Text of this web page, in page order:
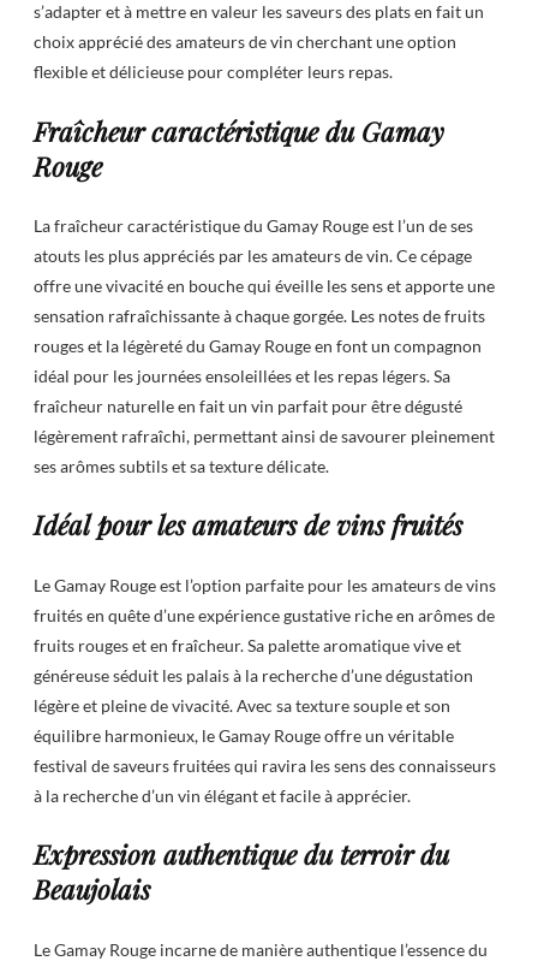
s’adapter et à mettre en valeur les saveurs des plats en fait un
choix apprécié des amateurs de vin cherchant une option
flexible et délicieuse pour compléter leurs repas.
Fraîcheur caractéristique du Gamay
Rouge
La fraîcheur caractéristique du Gamay Rouge est l’un de ses
atouts les plus appréciés par les amateurs de vin. Ce cépage
offre une vivacité en bouche qui éveille les sens et apporte une
sensation rafraîchissante à chaque gorgée. Les notes de fruits
rouges et la légèreté du Gamay Rouge en font un compagnon
idéal pour les journées ensoleillées et les repas légers. Sa
fraîcheur naturelle en fait un vin parfait pour être dégusté
légèrement rafraîchi, permettant ainsi de savourer pleinement
ses arômes subtils et sa texture délicate.
Idéal pour les amateurs de vins fruités
Le Gamay Rouge est l’option parfaite pour les amateurs de vins
fruités en quête d’une expérience gustative riche en arômes de
fruits rouges et en fraîcheur. Sa palette aromatique vive et
généreuse séduit les palais à la recherche d’une dégustation
légère et pleine de vivacité. Avec sa texture souple et son
équilibre harmonieux, le Gamay Rouge offre un véritable
festival de saveurs fruitées qui ravira les sens des connaisseurs
à la recherche d’un vin élégant et facile à apprécier.
Expression authentique du terroir du
Beaujolais
Le Gamay Rouge incarne de manière authentique l’essence du